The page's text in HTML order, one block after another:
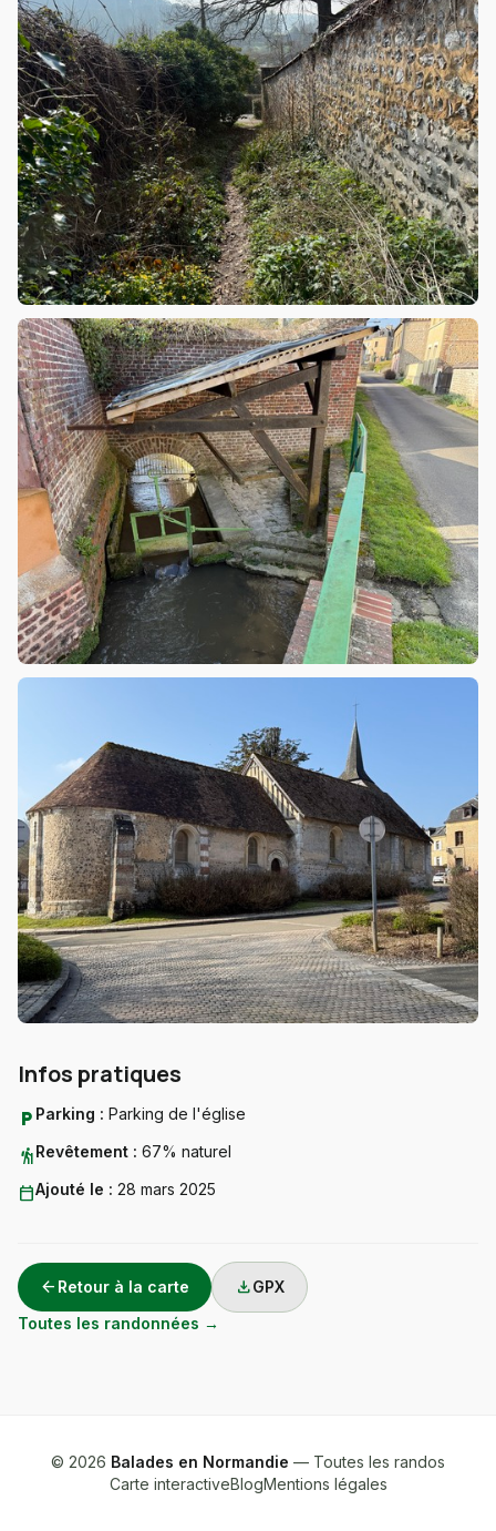
Infos pratiques
local_parking Parking : Parking de l'église
hikingRevêtement : 67% naturel
calendar_todayAjouté le : 28 mars 2025
arrow_back Retour à la carte downloadGPX
Toutes les randonnées →
© 2026 Balades en Normandie — Toutes les randos
Carte interactiveBlogMentions légales